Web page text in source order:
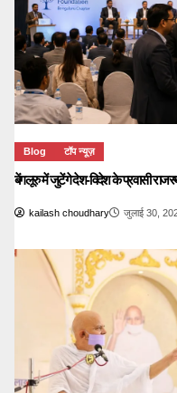
Blog टॉप न्यूज़
बेंगलूरु में जुटेंगे देश-विदेश के प्रवासी
kailash choudhary जुलाई 30,